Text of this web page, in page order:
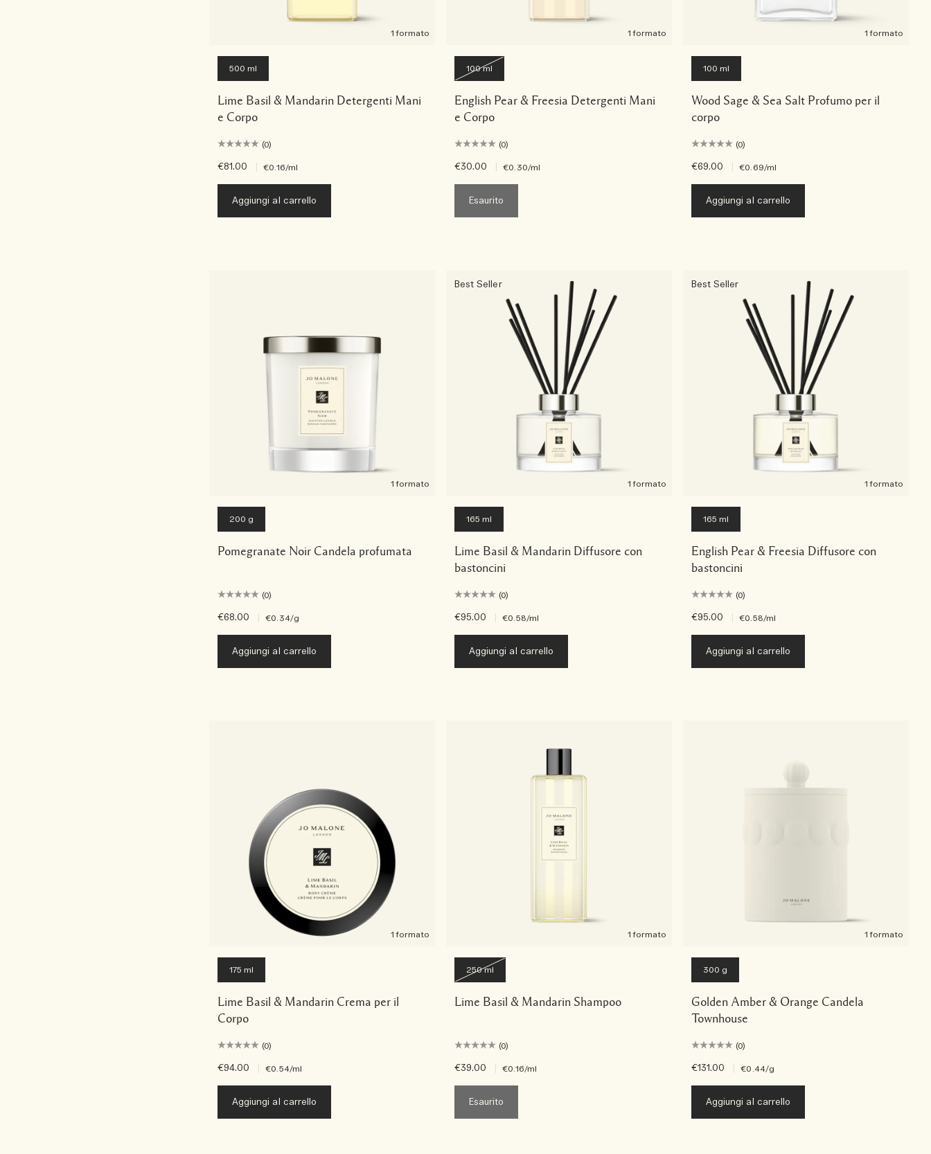
1 formato
500 ml
Lime Basil & Mandarin Detergenti Mani
e Corpo
(0)
€81.00 €0.16/ml
Aggiungi al carrello
1 formato
100 ml
English Pear & Freesia Detergenti Mani
e Corpo
(0)
€30.00 €0.30/ml
Esaurito
1 formato
100 ml
Wood Sage & Sea Salt Profumo per il
corpo
(0)
€69.00 €0.69/ml
Aggiungi al carrello
1 formato
200 g
Pomegranate Noir Candela profumata
(0)
€68.00 €0.34/g
Aggiungi al carrello
Best Seller
1 formato
165 ml
Lime Basil & Mandarin Diffusore con
bastoncini
(0)
€95.00 €0.58/ml
Aggiungi al carrello
Best Seller
1 formato
165 ml
English Pear & Freesia Diffusore con
bastoncini
(0)
€95.00 €0.58/ml
Aggiungi al carrello
1 formato
175 ml
Lime Basil & Mandarin Crema per il
Corpo
(0)
€94.00 €0.54/ml
Aggiungi al carrello
1 formato
250 ml
Lime Basil & Mandarin Shampoo
(0)
€39.00 €0.16/ml
Esaurito
1 formato
300 g
Golden Amber & Orange Candela
Townhouse
(0)
€131.00 €0.44/g
Aggiungi al carrello